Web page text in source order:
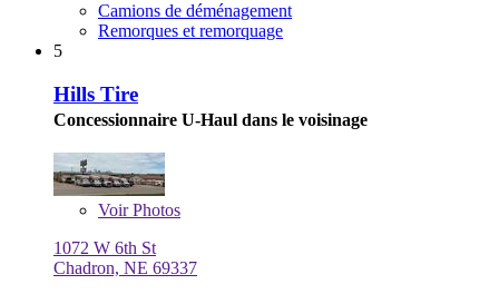
Camions de déménagement
Remorques et remorquage
5
Hills Tire
Concessionnaire U-Haul dans le voisinage
VoirPhotos
1072 W 6th St
Chadron, NE 69337